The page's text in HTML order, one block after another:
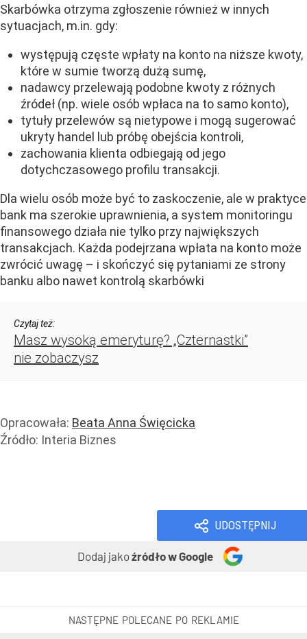
Skarbówka otrzyma zgłoszenie również w innych
sytuacjach, m.in. gdy:
występują częste wpłaty na konto na niższe kwoty,
które w sumie tworzą dużą sumę,
nadawcy przelewają podobne kwoty z różnych
źródeł (np. wiele osób wpłaca na to samo konto),
tytuły przelewów są nietypowe i mogą sugerować
ukryty handel lub próbę obejścia kontroli,
zachowania klienta odbiegają od jego
dotychczasowego profilu transakcji.
Dla wielu osób może być to zaskoczenie, ale w praktyce
bank ma szerokie uprawnienia, a system monitoringu
finansowego działa nie tylko przy największych
transakcjach. Każda podejrzana wpłata na konto może
zwrócić uwagę – i skończyć się pytaniami ze strony
banku albo nawet kontrolą skarbówki
Czytaj też:
Masz wysoką emeryturę? „Czternastki”
nie zobaczysz
Opracowała: Beata Anna Święcicka
Źródło: Interia Biznes
UDOSTĘPNIJ
Dodaj jakoźródło w Google